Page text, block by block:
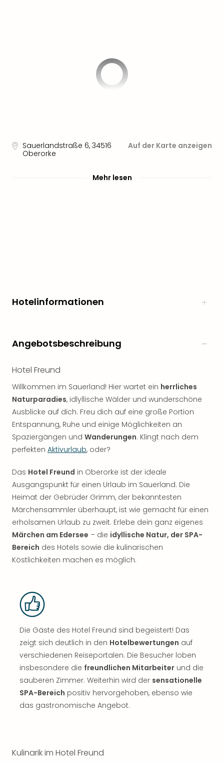
Sauerlandstraße 6, 34516
Oberorke
Auf der Karte anzeigen
Mehr lesen
Hotelinformationen
Angebotsbeschreibung
Hotel Freund
Willkommen im Sauerland! Hier wartet ein herrliches
Naturparadies, idlyllische Wälder und wunderschöne
Ausblicke auf dich. Freu dich auf eine große Portion
Entspannung, Ruhe und einige Möglichkeiten an
Spaziergängen und Wanderungen. Klingt nach dem
perfekten Aktivurlaub, oder?
Das Hotel Freund in Oberorke ist der ideale
Ausgangspunkt für einen Urlaub im Sauerland. Die
Heimat der Gebrüder Grimm, der bekanntesten
Märchensammler überhaupt, ist wie gemacht für einen
erholsamen Urlaub zu zweit. Erlebe dein ganz eigenes
Märchen am Edersee – die idyllische Natur, der SPA-
Bereich des Hotels sowie die kulinarischen
Köstlichkeiten machen es möglich.
Die Gäste des Hotel Freund sind begeistert! Das
zeigt sich deutlich in den Hotelbewertungen auf
verschiedenen Reiseportalen. Die Besucher loben
insbesondere die freundlichen Mitarbeiter und die
sauberen Zimmer. Weiterhin wird der sensationelle
SPA-Bereich positiv hervorgehoben, ebenso wie
das gastronomische Angebot.
Kulinarik im Hotel Freund